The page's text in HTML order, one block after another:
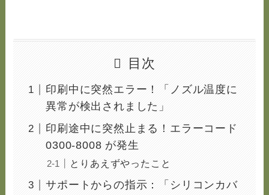
目次
印刷中に突然エラー！「ノズル温度に
異常が検出されました」
印刷途中に突然止まる！エラーコード
0300-8008 が発生
とりあえずやったこと
サポートからの指示：「シリコンカバ